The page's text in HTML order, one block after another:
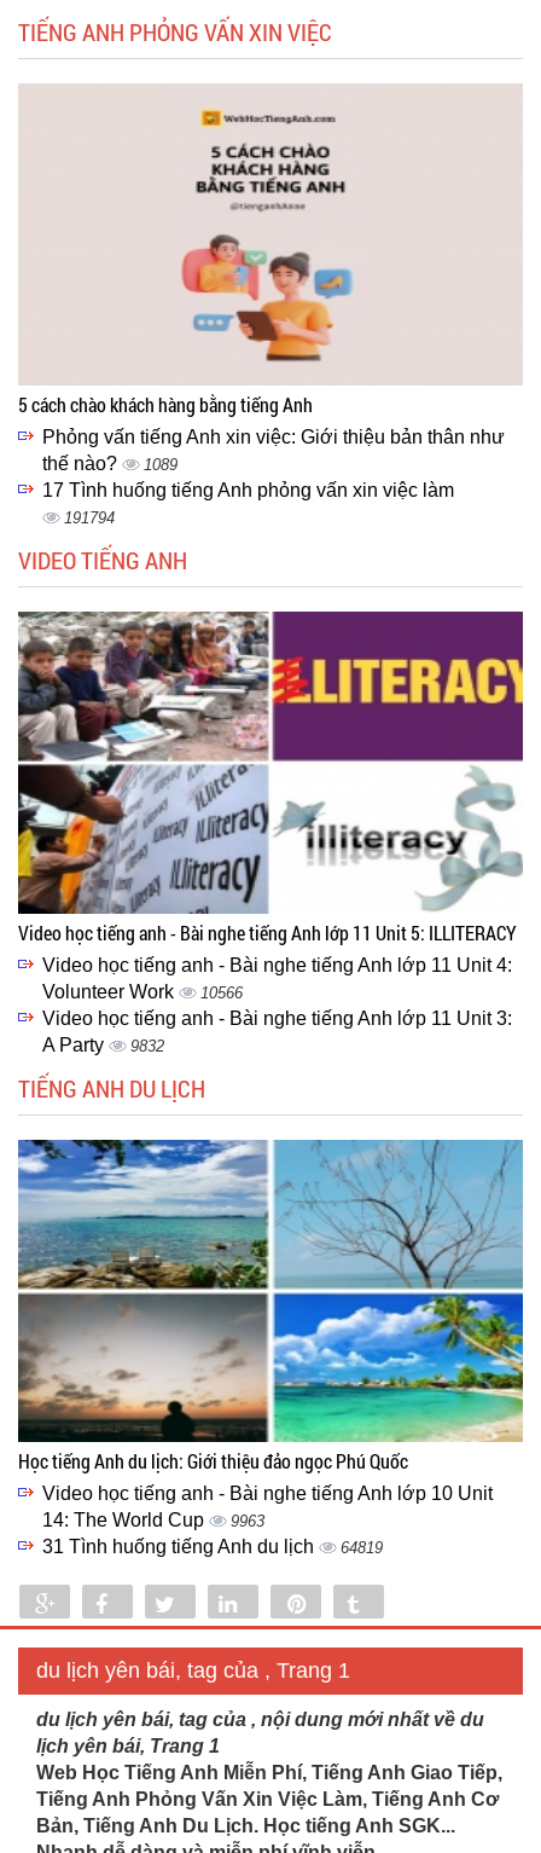
TIẾNG ANH PHỎNG VẤN XIN VIỆC
5 cách chào khách hàng bằng tiếng Anh
Phỏng vấn tiếng Anh xin việc: Giới thiệu bản thân như
thế nào?
1089
17 Tình huống tiếng Anh phỏng vấn xin việc làm
191794
VIDEO TIẾNG ANH
Video học tiếng anh - Bài nghe tiếng Anh lớp 11 Unit 5: ILLITERACY
Video học tiếng anh - Bài nghe tiếng Anh lớp 11 Unit 4:
Volunteer Work
10566
Video học tiếng anh - Bài nghe tiếng Anh lớp 11 Unit 3:
A Party
9832
TIẾNG ANH DU LỊCH
Học tiếng Anh du lịch: Giới thiệu đảo ngọc Phú Quốc
Video học tiếng anh - Bài nghe tiếng Anh lớp 10 Unit
14: The World Cup
9963
31 Tình huống tiếng Anh du lịch 64819
Share Share Tweet Share
du lịch yên bái, tag của , Trang 1
du lịch yên bái, tag của , nội dung mới nhất về du
lịch yên bái, Trang 1
Web Học Tiếng Anh Miễn Phí, Tiếng Anh Giao Tiếp,
Tiếng Anh Phỏng Vấn Xin Việc Làm, Tiếng Anh Cơ
Bản, Tiếng Anh Du Lịch. Học tiếng Anh SGK...